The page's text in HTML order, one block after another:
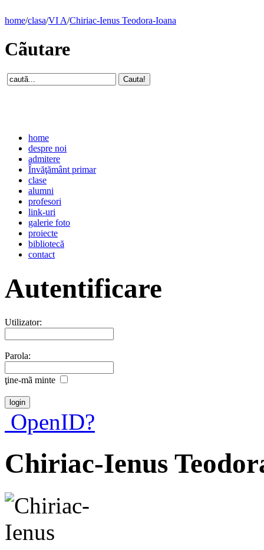
home/clasa/VI A/Chiriac-Ienus Teodora-Ioana
Cãutare
home
despre noi
admitere
Învăţământ primar
clase
alumni
profesori
link-uri
galerie foto
proiecte
bibliotecă
contact
Autentificare
Utilizator:
Parola:
ţine-mã minte
OpenID?
Chiriac-Ienus